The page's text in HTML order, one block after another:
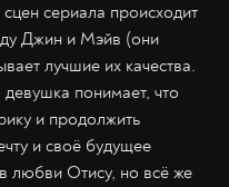
сериала происходит
Джин и Мэйв (они
лучшие их качества.
понимает, что
и продолжить
и своё будущее
любви Отису, но всё же